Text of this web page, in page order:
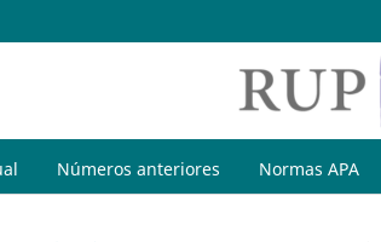
Números anteriores Normas APA